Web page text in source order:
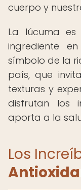
cuerpo y
La lúcuma
ingrediente
símbolo de la
país, que
texturas y
disfrutan los
aporta a la
Los